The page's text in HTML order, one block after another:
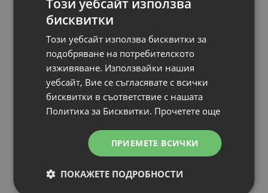
Продължи
Свързани продукти
N
Чанта за лаптоп
За продукти с размери
Цвят: Black
бисквитки
Този уебсайт използва бисквитки за
подобряване на потребителското
изживяване. Използвайки нашия
уебсайт, Вие се съгласявате с всички
бисквитки в съответствие с нашата
Политика за Бисквитки. Прочетете още
ПРИЕМЕТЕ ВСИЧКИ
ПОКАЖЕТЕ ПОДРОБНОСТИ